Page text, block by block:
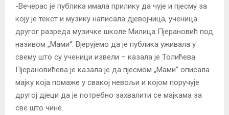
-Вечерас је публика имала прилику да чује и пјесму за
коју је текст и музику написала дјевојчица, ученица
другог разреда музичке школе Милица Пјерановић под
називом „Мами“. Вјерујемо да је публика уживала у
свему што су ученици извели – казала је Толићева.
Пјерановићева је казала је да пјесмом „Мами“ описала
мајку која помаже у свакој невољи и којом поручује
другој дјеци да је потребно захвалити се мајкама за
све што чине.